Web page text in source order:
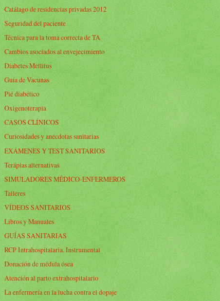
Catálago de residencias privadas 2012
Seguridad del paciente
Técnica para la toma correcta de TA
Cambios asociados al envejecimiento
Diabetes Mellitus
Guía de Vacunas
Pié diabético
Oxigenoterapia
CASOS CLÍNICOS
Curiosidades y anécdotas sanitarias
EXÁMENES Y TEST SANITARIOS
Terápias alternativas
SIMULADORES MÉDICO-ENFERMEROS
Talleres
VÍDEOS SANITARIOS
Libros y Manuales
GUÍAS SANITARIAS
RCP Intrahospitalaria. Instrumental
Donación de médula ósea
Atención al parto extrahospitalario
La enfermería en la lucha contra el dopaje